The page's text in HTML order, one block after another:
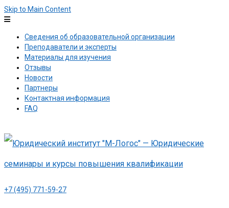
Skip to Main Content
Сведения об образовательной организации
Преподаватели и эксперты
Материалы для изучения
Отзывы
Новости
Партнеры
Контактная информация
FAQ
+7 (495) 771-59-27